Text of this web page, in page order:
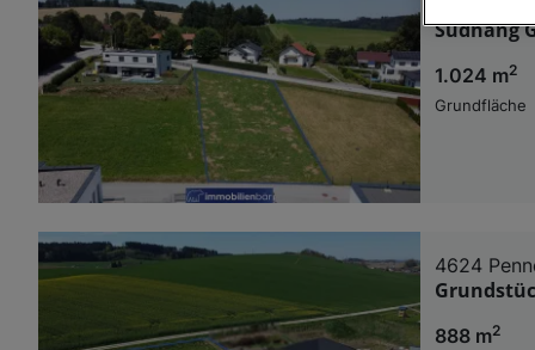
Südhang
1.024 m2
Grundfläche
4624
888 m2
Wir und
Verwendung